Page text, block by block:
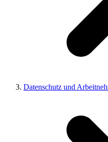
Datenschutz und